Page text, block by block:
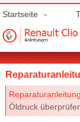
Startseite
Öldruck